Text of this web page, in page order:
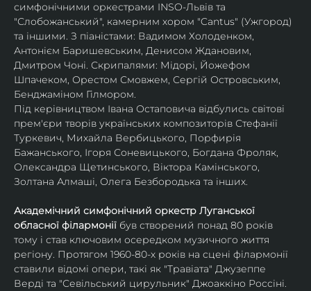
симфонічними оркестрами INSO-Львів та
"Слобожанський", камерним хором "Cantus" (Ужгород)
та іншими. З піаністами: Вадимом Холоденком,
Антонієм Баришевським, Денисом Ждановим,
Дмитром Чоні. Скрипалями: Мідорі, Йожефом
Шпачеком, Орестом Смовжем, Сергій Островським,
Бенджаміном Гілмором.
Під керівництвом Івана Остаповича відбулись світові
прем'єри творів українських композиторів Стефанії
Туркевич, Михайла Вербицького, Порфирія
Бажанського, Ігоря Соневицького, Богдана Фроляк,
Олександра Щетинського, Віктора Камінського,
Золтана Алмаші, Олега Безбородька та інших.
Академічний симфонічний оркестр Луганської
обласної філармонії був створений понад 80 років
тому і став ключовим осередком музичного життя
регіону. Протягом 1960-80-х років на сцені філармонії
ставили відомі опери, такі як "Травіата" Джузеппе
Верді та "Севільський цирульник" Джоаккіно Россіні.